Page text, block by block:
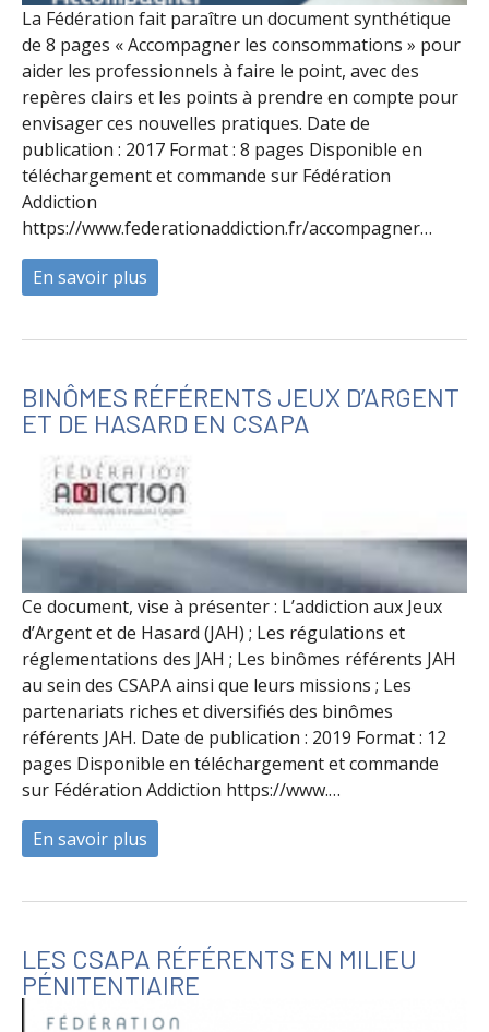
La Fédération fait paraître un document synthétique
de 8 pages « Accompagner les consommations » pour
aider les professionnels à faire le point, avec des
repères clairs et les points à prendre en compte pour
envisager ces nouvelles pratiques. Date de
publication : 2017 Format : 8 pages Disponible en
téléchargement et commande sur Fédération
Addiction
https://www.federationaddiction.fr/accompagner…
En savoir plus
BINÔMES RÉFÉRENTS JEUX D’ARGENT
ET DE HASARD EN CSAPA
Ce document, vise à présenter : L’addiction aux Jeux
d’Argent et de Hasard (JAH) ; Les régulations et
réglementations des JAH ; Les binômes référents JAH
au sein des CSAPA ainsi que leurs missions ; Les
partenariats riches et diversifiés des binômes
référents JAH. Date de publication : 2019 Format : 12
pages Disponible en téléchargement et commande
sur Fédération Addiction https://www.…
En savoir plus
LES CSAPA RÉFÉRENTS EN MILIEU
PÉNITENTIAIRE